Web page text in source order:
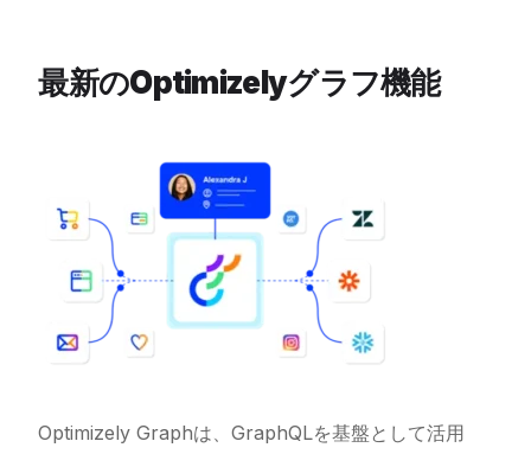
最新のOptimizelyグラフ機能
Optimizely Graphは、GraphQLを基盤として活用